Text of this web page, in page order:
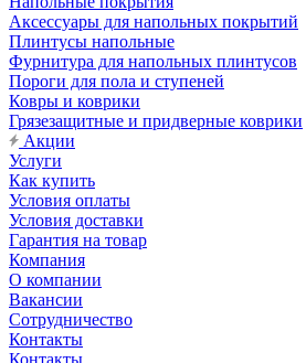
Аксессуары для напольных покрытий
Плинтусы напольные
Фурнитура для напольных плинтусов
Пороги для пола и ступеней
Ковры и коврики
Грязезащитные и придверные коврики
Акции
Услуги
Как купить
Условия оплаты
Условия доставки
Гарантия на товар
Компания
О компании
Вакансии
Сотрудничество
Контакты
Контакты